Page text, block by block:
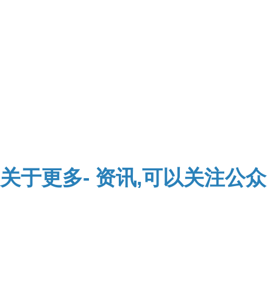
关于更多- 资讯,可以关注公众